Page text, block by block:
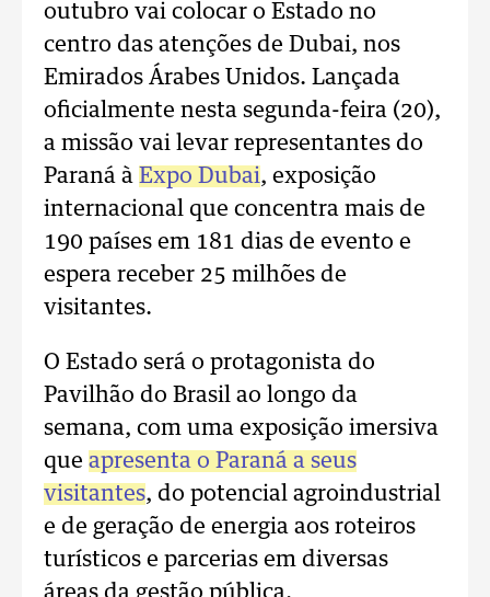
outubro vai colocar o Estado no
centro das atenções de Dubai, nos
Emirados Árabes Unidos. Lançada
oficialmente nesta segunda-feira (20),
a missão vai levar representantes do
Paraná à Expo Dubai, exposição
internacional que concentra mais de
190 países em 181 dias de evento e
espera receber 25 milhões de
visitantes.
O Estado será o protagonista do
Pavilhão do Brasil ao longo da
semana, com uma exposição imersiva
que apresenta o Paraná a seus
visitantes, do potencial agroindustrial
e de geração de energia aos roteiros
turísticos e parcerias em diversas
áreas da gestão pública.